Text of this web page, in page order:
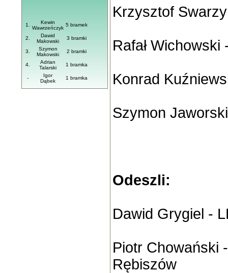
1.
Kewin
Wawrzeńczyk
5 bramek
2.
Dawid
Makowski
3 bramki
3.
Szymon
Makowski
2 bramki
4.
Adrian
Talarski
1 bramka
-
Igor
Dąbek
1 bramka
Krzysztof
Rafał
Konrad
Szymon
Odeszli:
Dawid Grygiel -
Piotr Chowański
Rębiszów